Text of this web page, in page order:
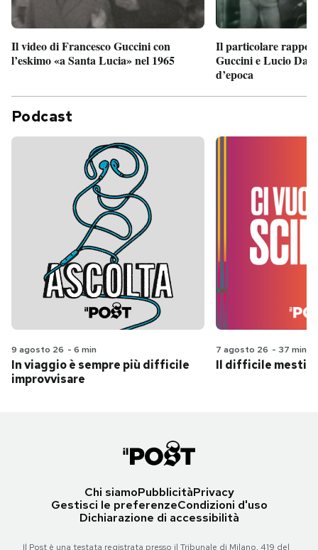
Il video di Francesco Guccini con
l’eskimo «a Santa Lucia» nel 1965
Il particolare
Guccini e Lucio
d’epoca
Podcast
9 agosto 26 - 6 min
In viaggio è sempre più difficile
improvvisare
7 agosto 26 - 37 min
Il difficile
Chi siamoPubblicitàPrivacy
Gestisci le preferenzeCondizioni d'uso
Dichiarazione di accessibilità
Il Post è una testata registrata presso il Tribunale di Milano, 419 del